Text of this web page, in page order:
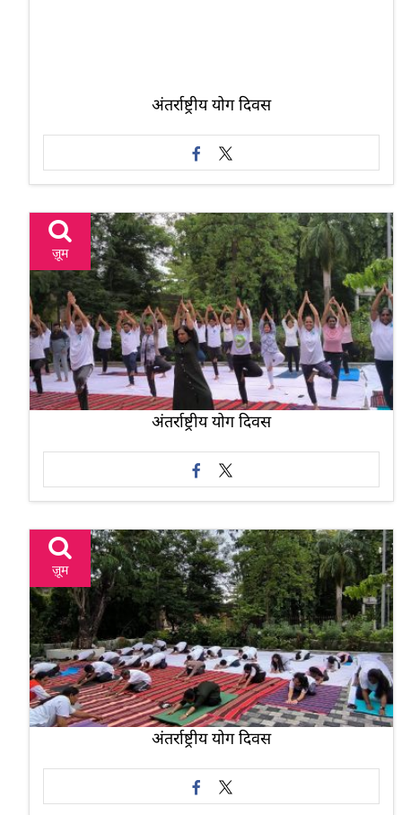
अंतर्राष्ट्रीय योग दिवस
ज़ूम
अंतर्राष्ट्रीय योग दिवस
ज़ूम
अंतर्राष्ट्रीय योग दिवस